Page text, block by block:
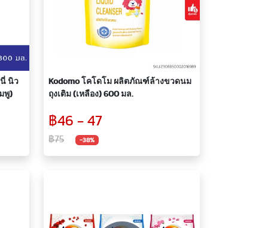
นิว
พู)
Kodomo โคโดโม ผลิตภัณฑ์ล้างขวดนม
ถุงเติม (เหลือง) 600 มล.
฿46 - 47
฿75 -38%